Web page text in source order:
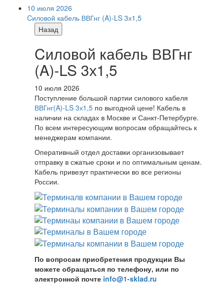
10 июля 2026
Cиловой кабель ВВГнг (A)-LS 3х1,5
Назад
Cиловой кабель ВВГнг
(A)-LS 3х1,5
10 июля 2026
Поступление большой партии силового кабеля
ВВГнг(A)-LS 3х1,5 по выгодной цене! Кабель в
наличии на складах в Москве и Санкт-Петербурге.
По всем интересующим вопросам обращайтесь к
менеджерам компании.
Оперативный отдел доставки организовывает
отправку в сжатые сроки и по оптимальным ценам.
Кабель привезут практически во все регионы
России.
По вопросам приобретения продукции Вы
можете обращаться по телефону, или по
электронной почте info@1-sklad.ru